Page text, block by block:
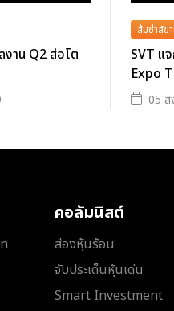
งาน Q2 ส่อโต
ส้มซ่าส์ข
SVT แ
Expo
05 สิ
คอลัมนิสต์
ส่องหุ้นร้อน
จับประเด็นหุ้นเด่น
Smart Investment